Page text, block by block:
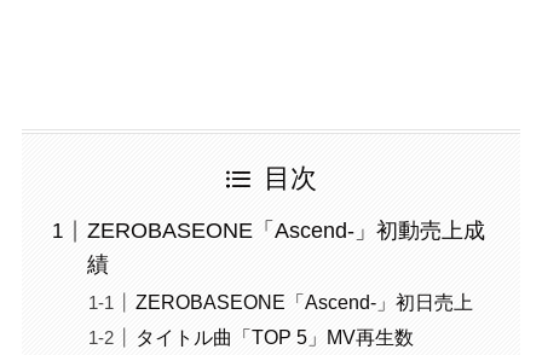
目次
ZEROBASEONE「Ascend-」初動売上成
績
ZEROBASEONE「Ascend-」初日売上
タイトル曲「TOP 5」MV再生数